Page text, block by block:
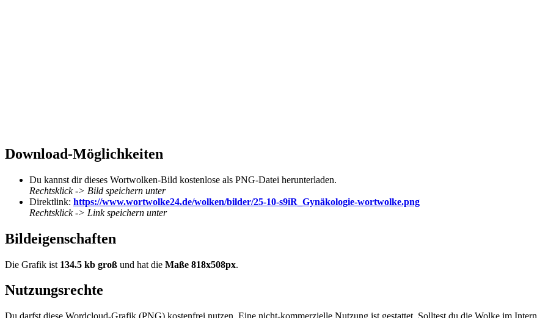
Download-Möglichkeiten
Du kannst dir dieses Wortwolken-Bild kostenlose als PNG-Datei herunterladen.
Rechtsklick -> Bild speichern unter
Direktlink: https://www.wortwolke24.de/wolken/bilder/25-10-s9iR_Gynäkologie-wortwolke.png
Rechtsklick -> Link speichern unter
Bildeigenschaften
Die Grafik ist 134.5 kb groß und hat die Maße 818x508px.
Nutzungsrechte